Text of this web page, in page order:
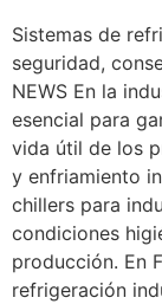
Sistemas de
seguridad,
NEWS En la
esencial para
vida útil de los
y enfriamiento
chillers para
condiciones
producción. En
refrigeración